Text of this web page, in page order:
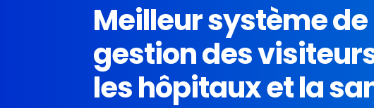
Meilleur système de
gestion des
les hôpitaux et la